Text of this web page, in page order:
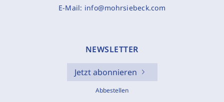
E-Mail: info@mohrsiebeck.com
NEWSLETTER
Jetzt abonnieren
Abbestellen